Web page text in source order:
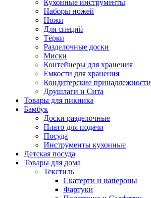
Кухонные инструменты
Наборы ножей
Ножи
Для специй
Тёрки
Разделочные доски
Миски
Контейнеры для хранения
Ёмкости для хранения
Кондитерские принадлежности
Друшлаги и Сита
Товары для пикника
Бамбук
Доски разделочные
Плато для подачи
Посуда
Инструменты кухонные
Детская посуда
Товары для дома
Текстиль
Скатерти и напероны
Фартуки